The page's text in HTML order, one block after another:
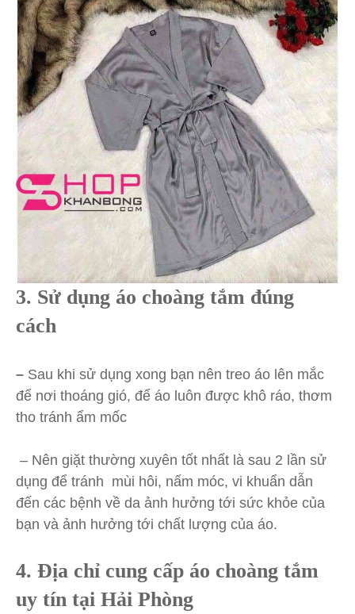
3. Sử dụng áo choàng tắm đúng
cách
– Sau khi sử dụng xong bạn nên treo áo lên mắc
để nơi thoáng gió, để áo luôn được khô ráo, thơm
tho tránh ẩm mốc
– Nên giặt thường xuyên tốt nhất là sau 2 lần sử
dụng để tránh mùi hôi, nấm móc, vi khuẩn dẫn
đến các bệnh về da ảnh hưởng tới sức khỏe của
bạn và ảnh hưởng tới chất lượng của áo.
4. Địa chỉ cung cấp áo choàng tắm
uy tín tại Hải Phòng